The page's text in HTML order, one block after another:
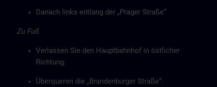
Danach links entlang der „Prager Straße“
Zu Fuß
Verlassen Sie den Hauptbahnhof in östlicher
Richtung.
Überqueren die „Brandenburger Straße“.